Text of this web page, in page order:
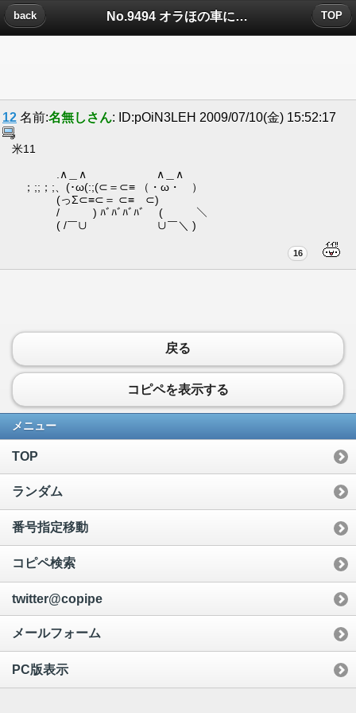
No.9494 オラほの車についたコメント
back TOP
12 名前:名無しさん: ID:pOiN3LEH 2009/07/10(金) 15:52:17
米11
.∧＿∧ ∧＿∧
；;;；;、(･ω(:;(⊂＝⊂≡ （・ω・ ）
(っΣ⊂≡⊂＝ ⊂≡ ⊂)
/ ) ﾊﾞﾊﾞﾊﾞﾊﾞ ( ＼
( /￣∪ ∪￣＼ )
16
戻る
コピペを表示する
メニュー
TOP
ランダム
番号指定移動
コピペ検索
twitter@copipe
メールフォーム
PC版表示